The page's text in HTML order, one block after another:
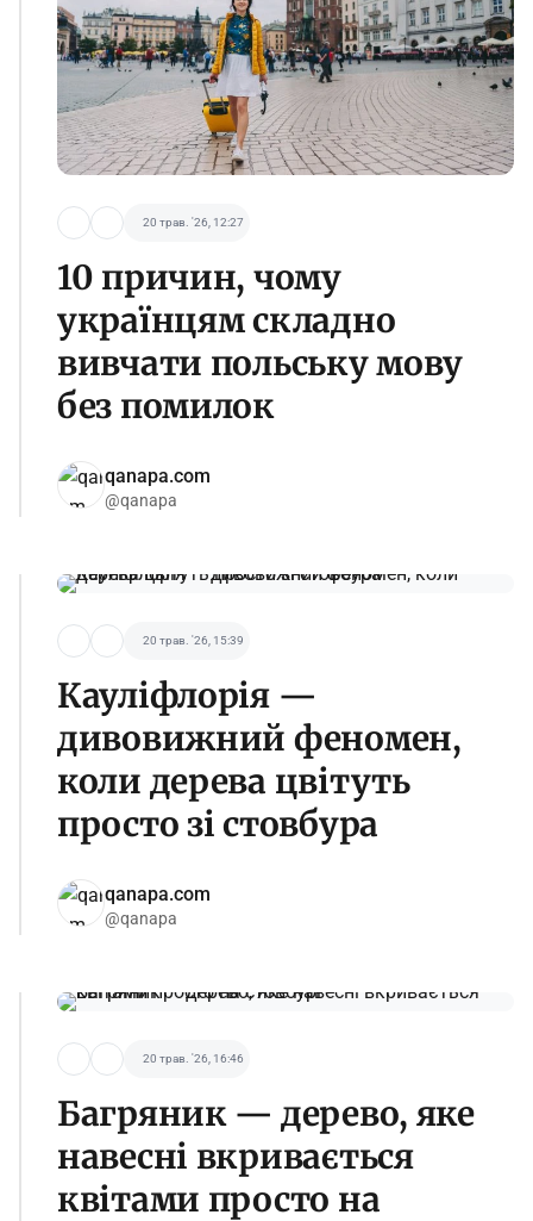
20 трав. '26, 12:27
10 причин, чому
українцям складно
вивчати польську мову
без помилок
qanapa.com
@qanapa
20 трав. '26, 15:39
Кауліфлорія —
дивовижний феномен,
коли дерева цвітуть
просто зі стовбура
qanapa.com
@qanapa
20 трав. '26, 16:46
Багряник — дерево, яке
навесні вкривається
квітами просто на